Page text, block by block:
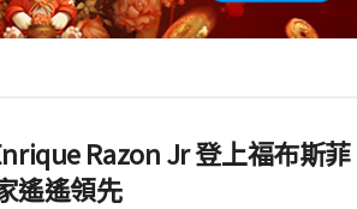
Razon Jr 登上福布斯菲
遙遙領先